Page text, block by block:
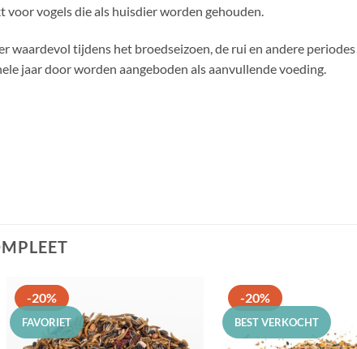
voor vogels die als huisdier worden gehouden.
waardevol tijdens het broedseizoen, de rui en andere
jaar door worden aangeboden als aanvullende voeding.
-20%
FAVORIET
Toevoegen
aan
favorieten
-20%
BEST VERKOCHT